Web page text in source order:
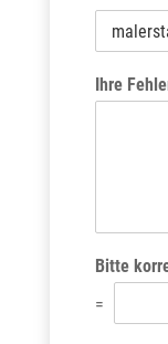
Ihre
Bitte
=